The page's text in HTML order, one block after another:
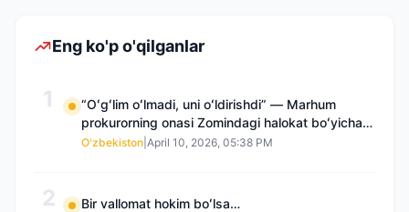
Eng ko'p o'qilganlar
1
“Oʻgʻlim oʻlmadi, uni oʻldirishdi” — Marhum
prokurorning onasi Zomindagi halokat boʻyicha
qayta tergov talab qilmoqda
O'zbekiston April 10, 2026, 05:38 PM
2 Bir vallomat hokim boʻlsa…